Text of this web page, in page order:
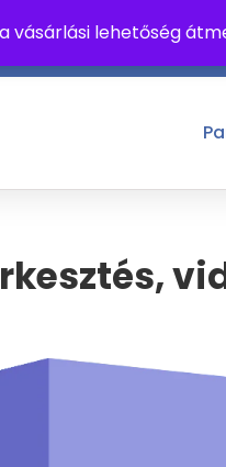
vásárlási lehetőség
10-18 h